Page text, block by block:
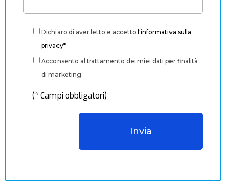
Dichiaro di aver letto e accetto l'informativa sulla
privacy*
Acconsento al trattamento dei miei dati per finalità
di marketing.
(* Campi obbligatori)